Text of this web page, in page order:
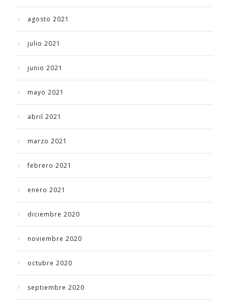
agosto 2021
julio 2021
junio 2021
mayo 2021
abril 2021
marzo 2021
febrero 2021
enero 2021
diciembre 2020
noviembre 2020
octubre 2020
septiembre 2020